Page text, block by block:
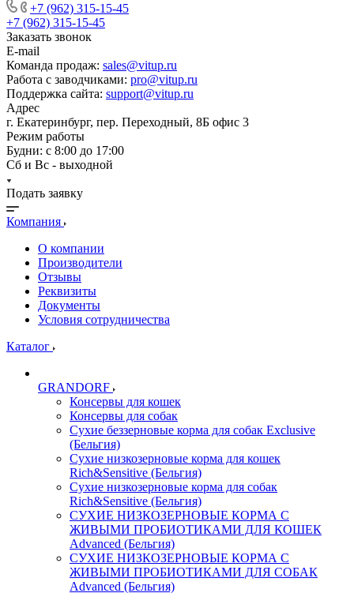
+7 (962) 315-15-45
+7 (962) 315-15-45
Заказать звонок
E-mail
Команда продаж: sales@vitup.ru
Работа с заводчиками: pro@vitup.ru
Поддержка сайта: support@vitup.ru
Адрес
г. Екатеринбург, пер. Переходный, 8Б офис 3
Режим работы
Будни: с 8:00 до 17:00
Сб и Вс - выходной
Подать заявку
Компания
О компании
Производители
Отзывы
Реквизиты
Документы
Условия сотрудничества
Каталог
GRANDORF
Консервы для кошек
Консервы для собак
Сухие беззерновые корма для собак Exclusive
(Бельгия)
Сухие низкозерновые корма для кошек
Rich&Sensitive (Бельгия)
Сухие низкозерновые корма для собак
Rich&Sensitive (Бельгия)
СУХИЕ НИЗКОЗЕРНОВЫЕ КОРМА С
ЖИВЫМИ ПРОБИОТИКАМИ ДЛЯ КОШЕК
Advanced (Бельгия)
СУХИЕ НИЗКОЗЕРНОВЫЕ КОРМА С
ЖИВЫМИ ПРОБИОТИКАМИ ДЛЯ СОБАК
Advanced (Бельгия)